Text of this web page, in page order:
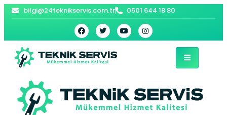
bilgi@24teknikservis.com.tr 0501 644 18 80